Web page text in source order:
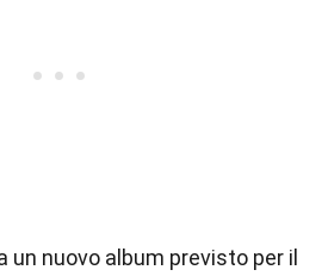
un nuovo album previsto per il